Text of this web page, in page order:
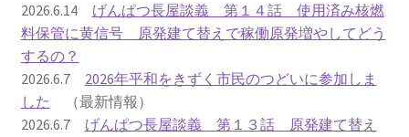
2018.3.11 第７回原発ゼロへのカウントダウンinかわ
さき集会
2019.3.10 第8回 原発ゼロへのカウントダウンinかわ
さき 集会
2026.6.14 げんぱつ長屋談義 第１４話 使用済み核燃
料保管に黄信号 原発建て替えで稼働原発増やしてどう
するの？
2026.6.7 2026年平和をきずく市民のつどいに参加しま
した （最新情報）
2026.6.7 げんぱつ長屋談義 第１３話 原発建て替え